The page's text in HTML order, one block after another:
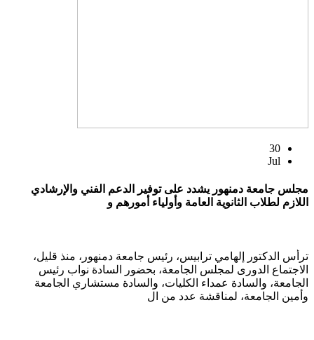
30
Jul
مجلس جامعة دمنهور يشدد على توفير الدعم الفني والإرشادي
اللازم لطلاب الثانوية العامة وأولياء أمورهم و
ترأس الدكتور إلهامي ترابيس، رئيس جامعة دمنهور، منذ قليل،
الاجتماع الدورى لمجلس الجامعة، بحضور السادة نواب رئيس
الجامعة، والسادة عمداء الكليات، والسادة مستشاري الجامعة
وأمين الجامعة، لمناقشة عدد من ال